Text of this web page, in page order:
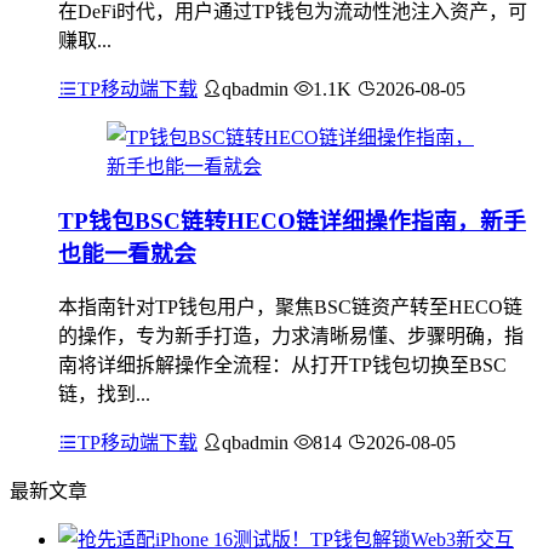
在DeFi时代，用户通过TP钱包为流动性池注入资产，可
赚取...
TP移动端下载 qbadmin 1.1K 2026-08-05
TP钱包BSC链转HECO链详细操作指南，新手
也能一看就会
本指南针对TP钱包用户，聚焦BSC链资产转至HECO链
的操作，专为新手打造，力求清晰易懂、步骤明确，指
南将详细拆解操作全流程：从打开TP钱包切换至BSC
链，找到...
TP移动端下载 qbadmin 814 2026-08-05
最新文章